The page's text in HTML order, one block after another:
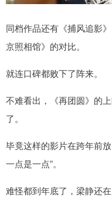
同档作品还有《捕风追影
京照相馆》的对比。
就连口碑都败下了阵来。
不难看出，《再团圆》的
了。
毕竟这样的影片在跨年前
一点是一点”。
难怪都到年底了，梁静还